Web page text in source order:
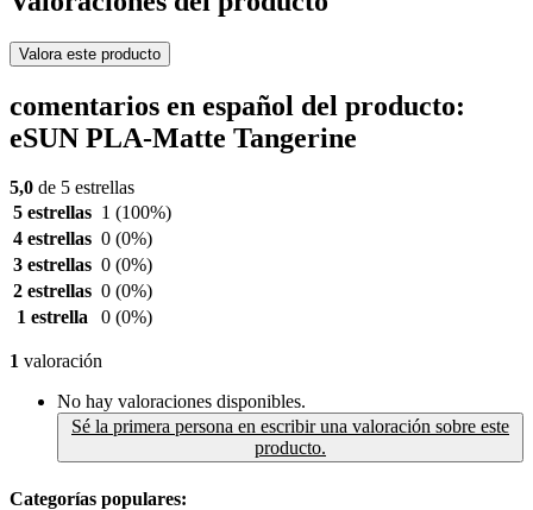
Valora este producto
comentarios en español del producto:
eSUN PLA-Matte Tangerine
5,0 de 5 estrellas
5 estrellas 1 (100%)
4 estrellas 0 (0%)
3 estrellas 0 (0%)
2 estrellas 0 (0%)
1 estrella
0 (0%)
1 valoración
No hay valoraciones disponibles.
Sé la primera persona en escribir una valoración sobre este
producto.
Categorías populares: